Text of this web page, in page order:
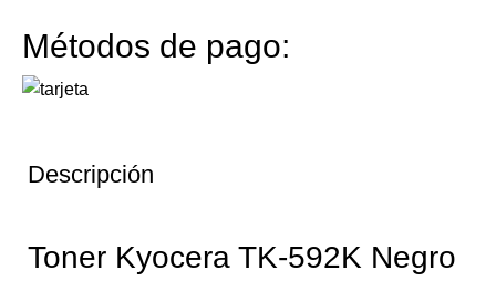
Métodos de pago:
Descripción
Toner Kyocera TK-592K Negro